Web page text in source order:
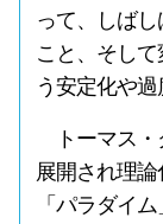
って、しば
こと、そし
う安定化や
トーマス・
展開され理
「パラダイ